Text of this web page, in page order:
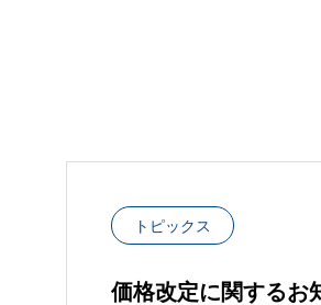
トピックス
価格改定に関するお